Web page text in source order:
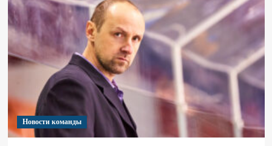
Новости команды